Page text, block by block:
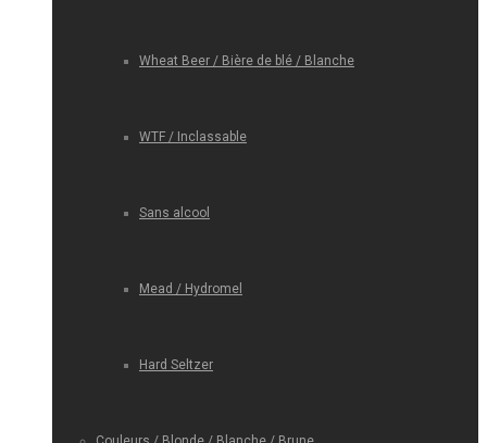
Wheat Beer / Bière de blé / Blanche
WTF / Inclassable
Sans alcool
Mead / Hydromel
Hard Seltzer